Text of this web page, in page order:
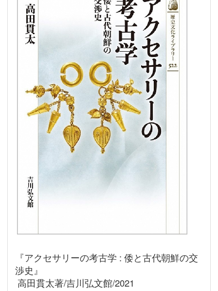
『アクセサリーの考古学 : 倭と古代朝鮮の交
渉史』
高田貫太著/吉川弘文館/2021